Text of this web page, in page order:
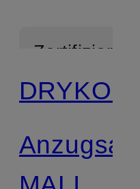
Zertifiziert